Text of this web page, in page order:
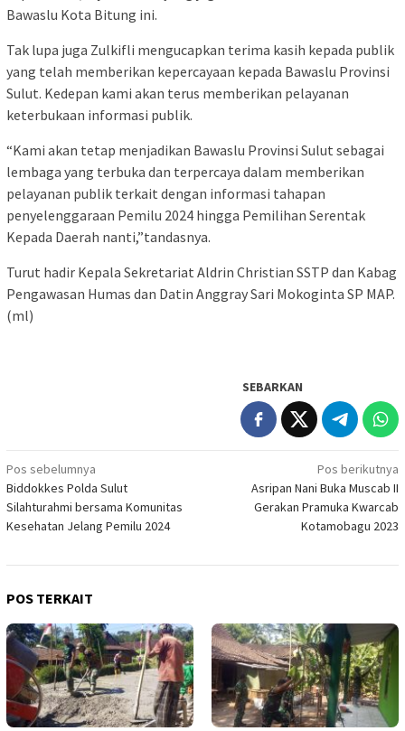
Bawaslu Kota Bitung ini.
Tak lupa juga Zulkifli mengucapkan terima kasih kepada publik
yang telah memberikan kepercayaan kepada Bawaslu Provinsi
Sulut. Kedepan kami akan terus memberikan pelayanan
keterbukaan informasi publik.
“Kami akan tetap menjadikan Bawaslu Provinsi Sulut sebagai
lembaga yang terbuka dan terpercaya dalam memberikan
pelayanan publik terkait dengan informasi tahapan
penyelenggaraan Pemilu 2024 hingga Pemilihan Serentak
Kepada Daerah nanti,”tandasnya.
Turut hadir Kepala Sekretariat Aldrin Christian SSTP dan Kabag
Pengawasan Humas dan Datin Anggray Sari Mokoginta SP MAP.
(ml)
SEBARKAN
Navigasi
pos
Pos sebelumnya
Biddokkes Polda Sulut
Silahturahmi bersama Komunitas
Kesehatan Jelang Pemilu 2024
Pos berikutnya
Asripan Nani Buka Muscab II
Gerakan Pramuka Kwarcab
Kotamobagu 2023
POS TERKAIT